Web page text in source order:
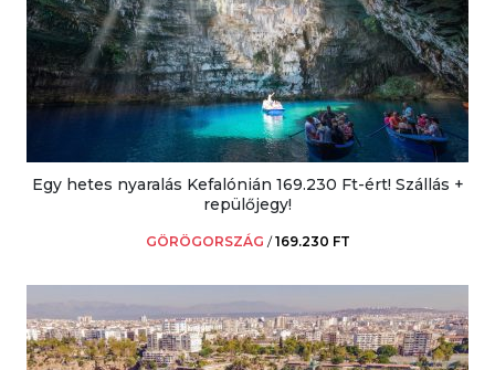
Egy hetes nyaralás Kefalónián 169.230 Ft-ért! Szállás +
repülőjegy!
GÖRÖGORSZÁG /169.230 FT